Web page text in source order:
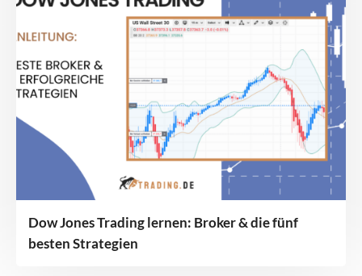
Dow Jones Trading lernen: Broker & die fünf
besten Strategien